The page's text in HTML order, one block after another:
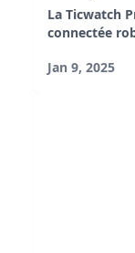
La Ticwatch
connectée
charge. Elle
Google et
Parfaite
Jan 9, 2025